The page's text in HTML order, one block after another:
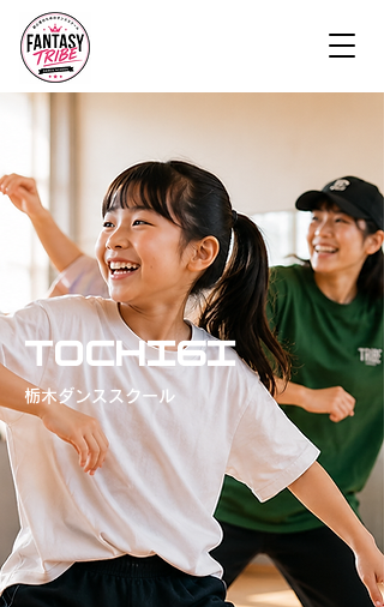
TOCHIGI
栃木ダンススクール